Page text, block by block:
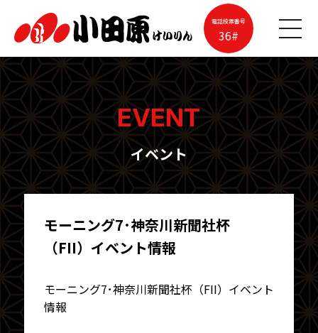
電話投票番号
36#
EVENT
イベント
モーニング7･神奈川新聞社杯
（FII）イベント情報
モーニング7･神奈川新聞社杯（FII）イベント
情報